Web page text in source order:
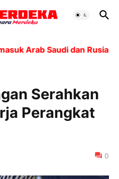
Arab Saudi dan Rusia,
Serahkan
Perangkat
0